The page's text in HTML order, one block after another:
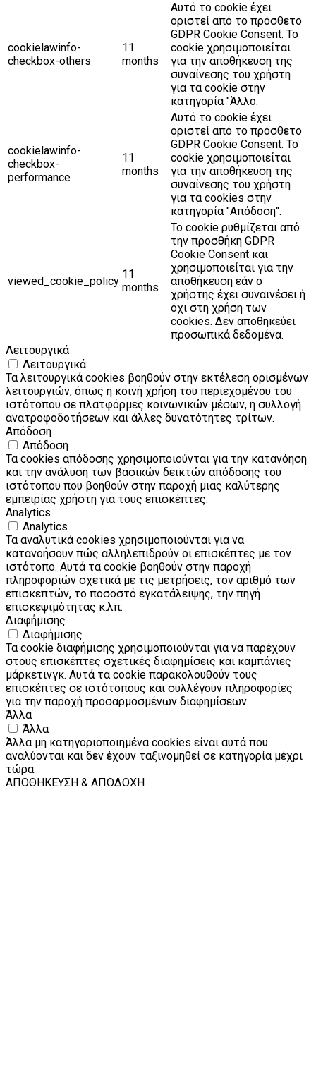
cookielawinfo-
checkbox-others
11
months
Αυτό το cookie έχει
οριστεί από το πρόσθετο
GDPR Cookie Consent. Το
cookie χρησιμοποιείται
για την αποθήκευση της
συναίνεσης του χρήστη
για τα cookie στην
κατηγορία "Άλλο.
cookielawinfo-
checkbox-
performance
11
months
Αυτό το cookie έχει
οριστεί από το πρόσθετο
GDPR Cookie Consent. Το
cookie χρησιμοποιείται
για την αποθήκευση της
συναίνεσης του χρήστη
για τα cookies στην
κατηγορία "Απόδοση".
viewed_cookie_policy
11
months
Το cookie ρυθμίζεται από
την προσθήκη GDPR
Cookie Consent και
χρησιμοποιείται για την
αποθήκευση εάν ο
χρήστης έχει συναινέσει ή
όχι στη χρήση των
cookies. Δεν αποθηκεύει
προσωπικά δεδομένα.
Λειτουργικά
Λειτουργικά
Τα λειτουργικά cookies βοηθούν στην εκτέλεση ορισμένων
λειτουργιών, όπως η κοινή χρήση του περιεχομένου του
ιστότοπου σε πλατφόρμες κοινωνικών μέσων, η συλλογή
ανατροφοδοτήσεων και άλλες δυνατότητες τρίτων.
Απόδοση
Απόδοση
Τα cookies απόδοσης χρησιμοποιούνται για την κατανόηση
και την ανάλυση των βασικών δεικτών απόδοσης του
ιστότοπου που βοηθούν στην παροχή μιας καλύτερης
εμπειρίας χρήστη για τους επισκέπτες.
Analytics
Analytics
Τα αναλυτικά cookies χρησιμοποιούνται για να
κατανοήσουν πώς αλληλεπιδρούν οι επισκέπτες με τον
ιστότοπο. Αυτά τα cookie βοηθούν στην παροχή
πληροφοριών σχετικά με τις μετρήσεις, τον αριθμό των
επισκεπτών, το ποσοστό εγκατάλειψης, την πηγή
επισκεψιμότητας κ.λπ.
Διαφήμισης
Διαφήμισης
Τα cookie διαφήμισης χρησιμοποιούνται για να παρέχουν
στους επισκέπτες σχετικές διαφημίσεις και καμπάνιες
μάρκετινγκ. Αυτά τα cookie παρακολουθούν τους
επισκέπτες σε ιστότοπους και συλλέγουν πληροφορίες
για την παροχή προσαρμοσμένων διαφημίσεων.
Άλλα
Άλλα
Άλλα μη κατηγοριοποιημένα cookies είναι αυτά που
αναλύονται και δεν έχουν ταξινομηθεί σε κατηγορία μέχρι
τώρα.
ΑΠΟΘΗΚΕΥΣΗ & ΑΠΟΔΟΧΗ